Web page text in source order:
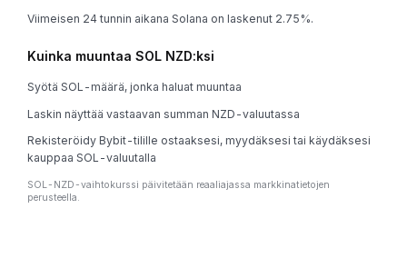
Viimeisen 24 tunnin aikana Solana on laskenut 2.75%.
Kuinka muuntaa SOL NZD:ksi
Syötä SOL-määrä, jonka haluat muuntaa
Laskin näyttää vastaavan summan NZD-valuutassa
Rekisteröidy Bybit-tilille ostaaksesi, myydäksesi tai käydäksesi
kauppaa SOL-valuutalla
SOL-NZD-vaihtokurssi päivitetään reaaliajassa markkinatietojen
perusteella.